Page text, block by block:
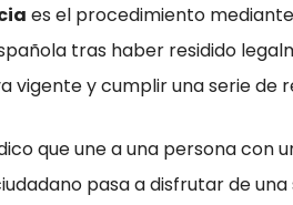
es el procedimiento
tras haber residido
y cumplir una serie de
que une a una persona con
pasa a disfrutar de